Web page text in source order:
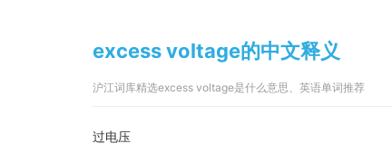
excess voltage的中文释义
沪江词库精选excess voltage是什么意思、英语单词推荐
过电压